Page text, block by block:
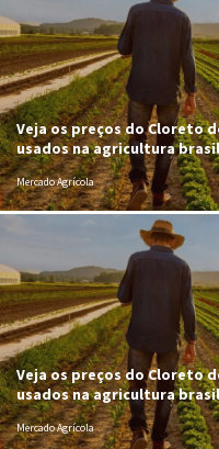
Veja os preços do Cloreto
usados na agricultura
Mercado Agrícola
Veja os preços do Cloreto
usados na agricultura
Mercado Agrícola